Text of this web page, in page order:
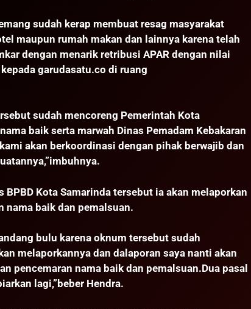
sudah kerap membuat resag masyarakat
maupun rumah makan dan lainnya karena telah
dengan menarik retribusi APAR dengan nilai
garudasatu.co di ruang
sudah mencoreng Pemerintah Kota
baik serta marwah Dinas Pemadam Kebakaran
akan berkoordinasi dengan pihak berwajib dan
Kota Samarinda tersebut ia akan melaporkan
nama baik dan pemalsuan.
bulu karena oknum tersebut sudah
melaporkannya dan dalaporan saya nanti akan
pencemaran nama baik dan pemalsuan.Dua pasal
lagi,”beber Hendra.